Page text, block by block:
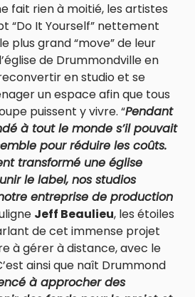
fait rien à moitié, les artistes
“Do It Yourself” nettement
plus grand “move” de leur
de Drummondville en
reconvertir en studio et se
un espace afin que tous
puissent y vivre. “Pendant
à tout le monde s’il pouvait
pour réduire les coûts.
transformé une église
le label, nos studios
entreprise de production
Jeff Beaulieu, les étoiles
de cet immense projet
à gérer à distance, avec le
ainsi que naît Drummond
à approcher des